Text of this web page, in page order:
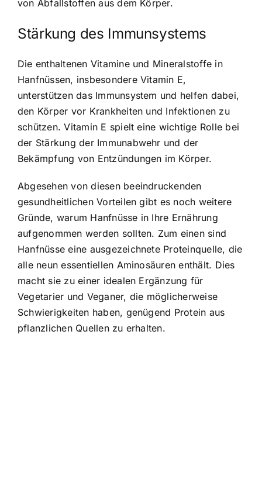
von Abfallstoffen aus dem Körper.
Stärkung des Immunsystems
Die enthaltenen Vitamine und Mineralstoffe in
Hanfnüssen, insbesondere Vitamin E,
unterstützen das Immunsystem und helfen dabei,
den Körper vor Krankheiten und Infektionen zu
schützen. Vitamin E spielt eine wichtige Rolle bei
der Stärkung der Immunabwehr und der
Bekämpfung von Entzündungen im Körper.
Abgesehen von diesen beeindruckenden
gesundheitlichen Vorteilen gibt es noch weitere
Gründe, warum Hanfnüsse in Ihre Ernährung
aufgenommen werden sollten. Zum einen sind
Hanfnüsse eine ausgezeichnete Proteinquelle, die
alle neun essentiellen Aminosäuren enthält. Dies
macht sie zu einer idealen Ergänzung für
Vegetarier und Veganer, die möglicherweise
Schwierigkeiten haben, genügend Protein aus
pflanzlichen Quellen zu erhalten.